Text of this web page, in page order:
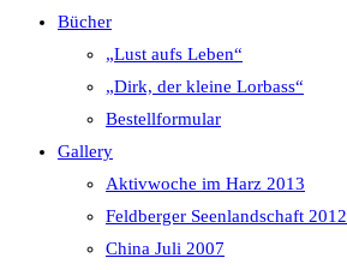
Bücher
„Lust aufs Leben“
„Dirk, der kleine Lorbass“
Bestellformular
Gallery
Aktivwoche im Harz 2013
Feldberger Seenlandschaft 2012
China Juli 2007